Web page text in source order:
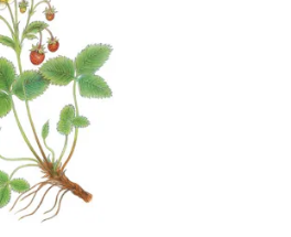
」，已經營二十多年，四年前由
刀，老公在上班，所以就是我來
清開朗大笑，看不出來是兩個孩
一了。17年前嫁到苗栗的袁婧
姐，毫無農事經驗的她，剛開始
過來第一天一起下田，幫忙搬雞
還送醫院，後面十多年跟著搬肥
道，也從那時候起埋下了一